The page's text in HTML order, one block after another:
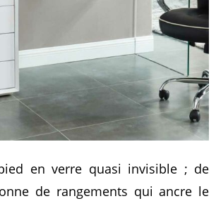
en verre quasi invisible ; de
de rangements qui ancre le